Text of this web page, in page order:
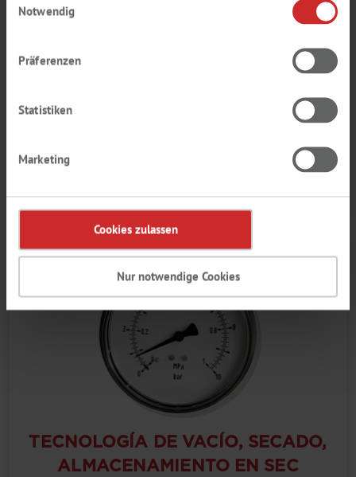
Notwendig
Präferenzen
Statistiken
Marketing
Cookies zulassen
Nur notwendige Cookies
MANIPULACIÓN DE LÍQUIDOS
TECNOLOGÍA DE VACÍO, SECADO,
ALMACENAMIENTO EN SEC